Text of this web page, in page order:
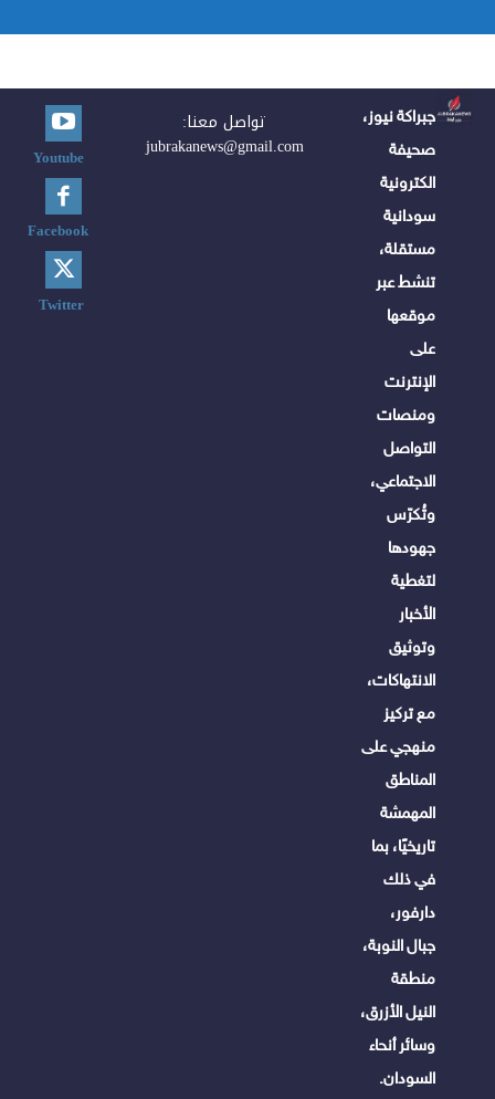
جبراكة نيوز،
صحيفة
الكترونية
سودانية
مستقلة،
تنشط عبر
موقعها
على
الإنترنت
ومنصات
التواصل
الاجتماعي،
وتُكرّس
جهودها
لتغطية
الأخبار
وتوثيق
الانتهاكات،
مع تركيز
منهجي على
المناطق
المهمشة
تاريخيًا، بما
في ذلك
دارفور،
جبال النوبة،
منطقة
النيل الأزرق،
وسائر أنحاء
السودان.
تواصل معنا:
jubrakanews@gmail.com
Youtube
Facebook
Twitter